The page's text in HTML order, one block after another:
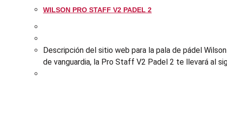
WILSON PRO STAFF V2 PADEL 2
Descripción del sitio web para la pala de pádel
de vanguardia, la Pro Staff V2 Padel 2 te llevará al